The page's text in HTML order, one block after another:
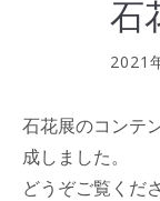
石
2021
石花展のコンテ
成しました。
どうぞご覧くださ